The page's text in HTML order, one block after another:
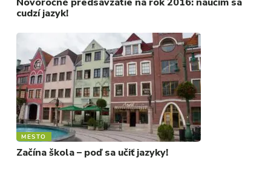
cudzí jazyk!
MESTO
Začína škola – poď sa učiť jazyky!